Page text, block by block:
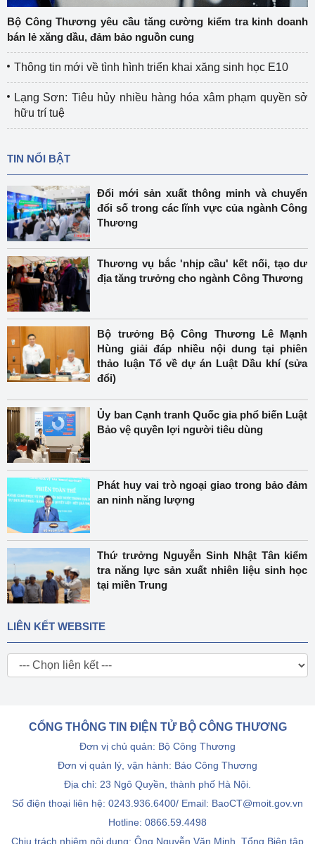
Bộ Công Thương yêu cầu tăng cường kiểm tra kinh doanh
bán lẻ xăng dầu, đảm bảo nguồn cung
Thông tin mới về tình hình triển khai xăng sinh học E10
Lạng Sơn: Tiêu hủy nhiều hàng hóa xâm phạm quyền sở
hữu trí tuệ
TIN NỔI BẬT
Đổi mới sản xuất thông minh và chuyển
đổi số trong các lĩnh vực của ngành Công
Thương
Thương vụ bắc 'nhịp cầu' kết nối, tạo dư
địa tăng trưởng cho ngành Công Thương
Bộ trưởng Bộ Công Thương Lê Mạnh
Hùng giải đáp nhiều nội dung tại phiên
thảo luận Tổ về dự án Luật Dầu khí (sửa
đổi)
Ủy ban Cạnh tranh Quốc gia phổ biến Luật
Bảo vệ quyền lợi người tiêu dùng
Phát huy vai trò ngoại giao trong bảo đảm
an ninh năng lượng
Thứ trưởng Nguyễn Sinh Nhật Tân kiểm
tra năng lực sản xuất nhiên liệu sinh học
tại miền Trung
LIÊN KẾT WEBSITE
CỔNG THÔNG TIN ĐIỆN TỬ BỘ CÔNG THƯƠNG
Đơn vị chủ quản: Bộ Công Thương
Đơn vị quản lý, vận hành: Báo Công Thương
Địa chỉ: 23 Ngô Quyền, thành phố Hà Nội.
Số điện thoại liên hệ: 0243.936.6400/ Email: BaoCT@moit.gov.vn
Hotline: 0866.59.4498
Chịu trách nhiệm nội dung: Ông Nguyễn Văn Minh, Tổng Biên tập